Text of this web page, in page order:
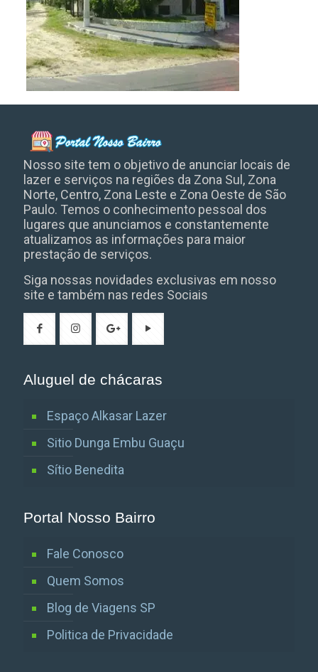
Nosso site tem o objetivo de anunciar locais de
lazer e serviços na regiões da Zona Sul, Zona
Norte, Centro, Zona Leste e Zona Oeste de São
Paulo. Temos o conhecimento pessoal dos
lugares que anunciamos e constantemente
atualizamos as informações para maior
prestação de serviços.
Siga nossas novidades exclusivas em nosso
site e também nas redes Sociais
Aluguel de chácaras
Espaço Alkasar Lazer
Sitio Dunga Embu Guaçu
Sítio Benedita
Portal Nosso Bairro
Fale Conosco
Quem Somos
Blog de Viagens SP
Politica de Privacidade